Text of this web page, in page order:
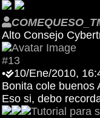
Alto Consejo
#13
•
10/Ene/2010,
Bonita cole buenos
Eso si, debo
Tutorial para